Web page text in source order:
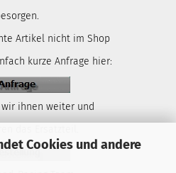
Cookies und andere
Artikel nicht im Shop
kurze Anfrage hier:
ihnen weiter und